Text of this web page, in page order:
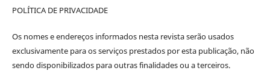
POLÍTICA DE PRIVACIDADE
Os nomes e endereços informados nesta revista serão usados
exclusivamente para os serviços prestados por esta publicação, não
sendo disponibilizados para outras finalidades ou a terceiros.